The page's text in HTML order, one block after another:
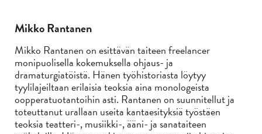
Mikko Rantanen
Mikko Rantanen on esittävän taiteen freelancer
monipuolisella kokemuksella ohjaus- ja
dramaturgiatöistä. Hänen työhistoriasta löytyy
tyylilajeiltaan erilaisia teoksia aina monologeista
oopperatuotantoihin asti. Rantanen on suunnitellut ja
toteuttanut urallaan useita kantaesityksiä työstäen
teoksia teatteri-, musiikki-, ääni- ja sanataiteen